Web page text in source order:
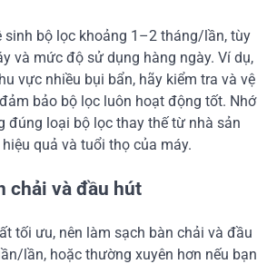
sinh bộ lọc khoảng 1–2 tháng/lần, tùy
và mức độ sử dụng hàng ngày. Ví dụ,
vực nhiều bụi bẩn, hãy kiểm tra và vệ
bảo bộ lọc luôn hoạt động tốt. Nhớ
đúng loại bộ lọc thay thế từ nhà sản
quả và tuổi thọ của máy.
chải và đầu hút
tối ưu, nên làm sạch bàn chải và đầu
lần, hoặc thường xuyên hơn nếu bạn